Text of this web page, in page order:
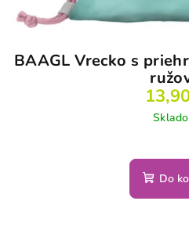
BAAGL Vrecko s
Do